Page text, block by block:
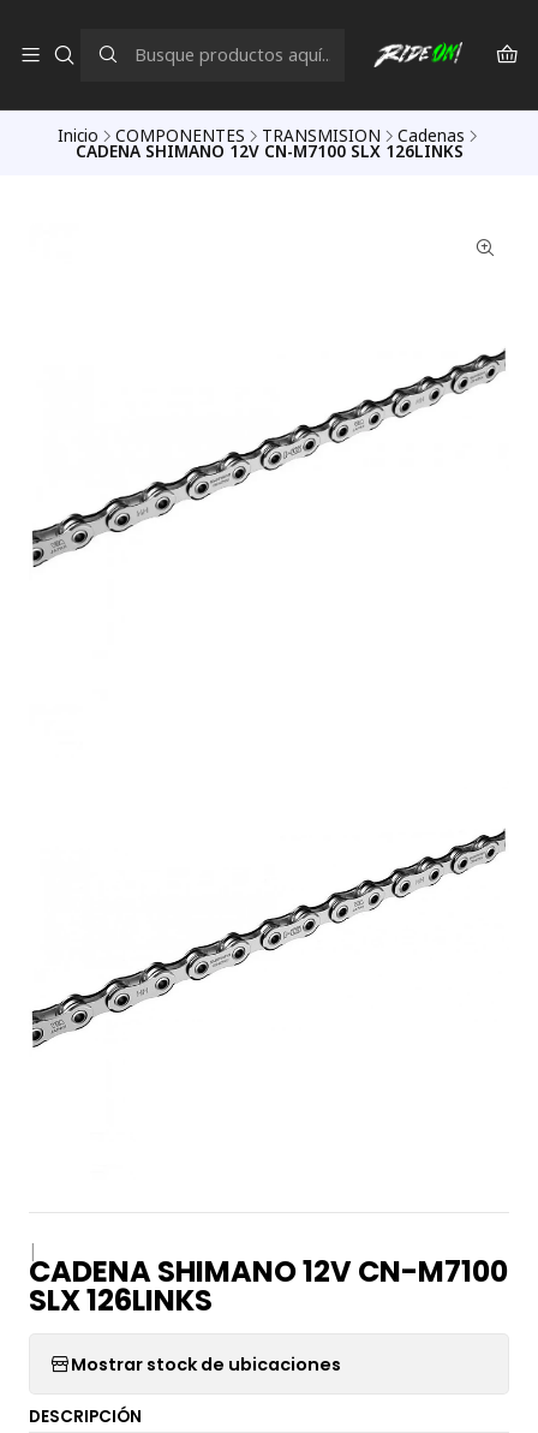
Inicio COMPONENTES TRANSMISION Cadenas
CADENA SHIMANO 12V CN-M7100 SLX 126LINKS
|
CADENA SHIMANO 12V CN-M7100
SLX 126LINKS
Mostrar stock de ubicaciones
DESCRIPCIÓN